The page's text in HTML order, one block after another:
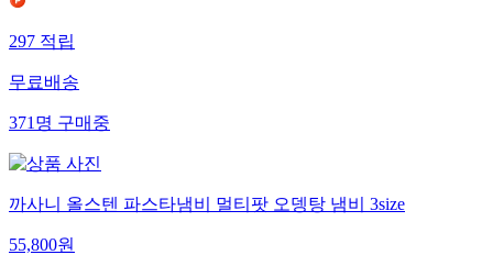
297적립
무료배송
371명구매중
까사니 올스텐 파스타냄비 멀티팟 오뎅탕 냄비 3size
55,800원